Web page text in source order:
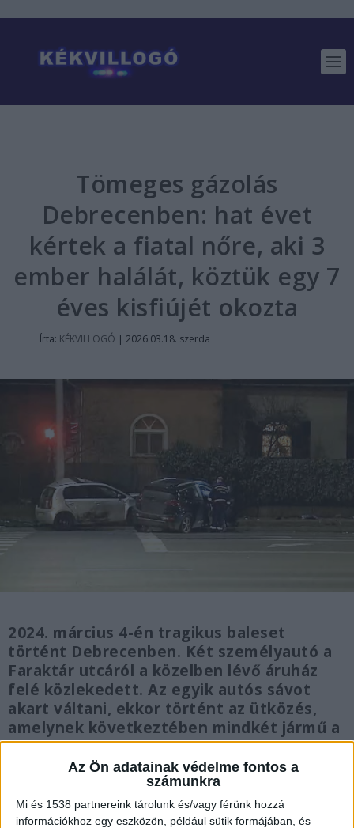
Az Ön adatainak védelme fontos a
számunkra
Mi és 1538 partnereink tárolunk és/vagy férünk hozzá
információkhoz egy eszközön, például sütik formájában, és
Tömeges gázolás
Debrecenben: hat évet
kértek a fiatal nőre, aki 3
ember halálát, köztük egy 7
éves kisfiújét okozta
Írta: KÉKVILLOGÓ | 2026.03.18. szerda
2024. március 4-én tragikus baleset
történt Debrecenben. Két személyautó a
Faraktár utcáról a közelben lévő áruház
felé közlekedett. Az egyik autós sávot
akart váltani, ekkor történt az ütközés,
amelynek következtében mindkét jármű a
buszmegálló utáni járdaszakaszra
sodródott, ott több gyalogost is elgázolva.
Az ütközést követően mindkét jármű a
járdára hajtott, ahol 6 gyalogost gázolt el.